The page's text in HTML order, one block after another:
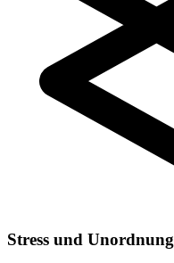
Stress und Unordnung